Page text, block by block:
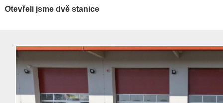
Otevřeli jsme dvě stanice